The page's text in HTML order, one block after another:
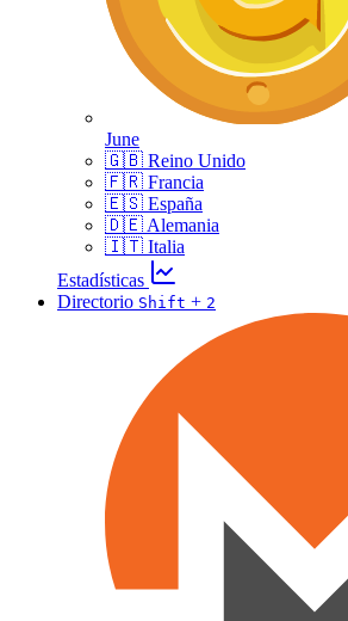
June
🇬🇧 Reino Unido
🇫🇷 Francia
🇪🇸 España
🇩🇪 Alemania
🇮🇹 Italia
Estadísticas
Directorio Shift + 2